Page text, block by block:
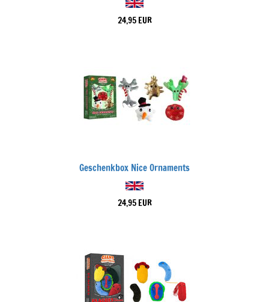
24,95 EUR
Geschenkbox Nice Ornaments
24,95 EUR